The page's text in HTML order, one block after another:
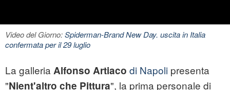
Video del Giorno:Spiderman-Brand New Day. uscita in Italia
confermata per il 29 luglio
La galleria Alfonso Artiaco di Napoli presenta
"Nient'altro che Pittura", la prima personale di